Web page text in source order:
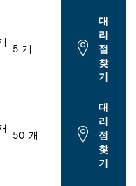
5 개
대
리
점
찾
기
50 개
대
리
점
찾
기